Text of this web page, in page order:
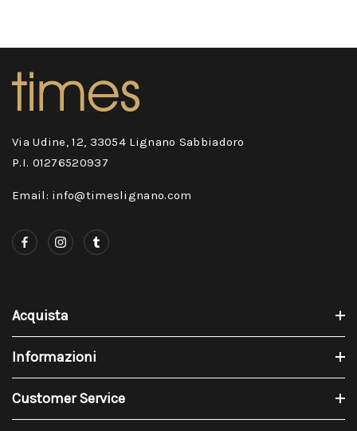
Via Udine, 12, 33054 Lignano Sabbiadoro
P.I. 01276520937
Email: info@timeslignano.com
Acquista
Informazioni
Customer Service